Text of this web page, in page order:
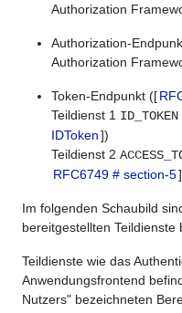
Authorization
Authorization-
Authorization
Token-Endpunkt ([
Teildienst 1 ID_TOKEN
IDToken])
Teildienst 2
RFC6749 # section-5
Im folgenden Schaubild
bereitgestellten Teildienste
Teildienste wie das
Anwendungsfrontend
Nutzers" bezeichneten